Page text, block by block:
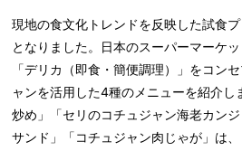
現地の食文化トレンドを反映した試食
となりました。日本のスーパーマーケ
「デリカ（即食・簡便調理）」をコン
ャンを活用した4種のメニューを紹介し
炒め」「セリのコチュジャン海老カン
サンド」「コチュジャン肉じゃが」は